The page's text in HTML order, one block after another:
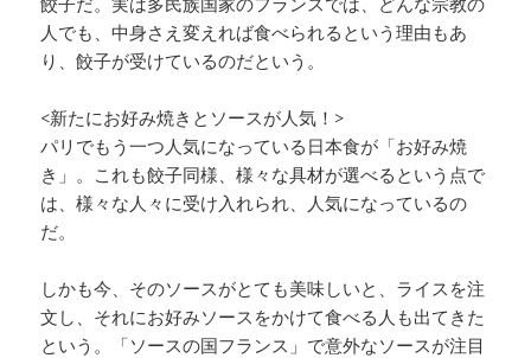
人でも、中身さえ変えれば食べられるという理由もあ
り、餃子が受けているのだという。
<新たにお好み焼きとソースが人気！>
パリでもう一つ人気になっている日本食が「お好み焼
き」。これも餃子同様、様々な具材が選べるという点で
は、様々な人々に受け入れられ、人気になっているの
だ。
しかも今、そのソースがとても美味しいと、ライスを注
文し、それにお好みソースをかけて食べる人も出てきた
という。「ソースの国フランス」で意外なソースが注目